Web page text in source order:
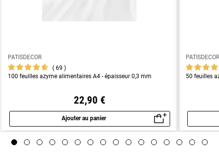
PATISDECOR
69
100 feuilles azyme alimentaires A4 - épaisseur 0,3 mm
22,90 €
Ajouter au panier
Aperçu rapide
50 feuilles